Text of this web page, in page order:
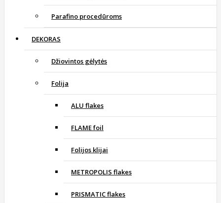
Parafino procedūroms
DEKORAS
Džiovintos gėlytės
Folija
ALU flakes
FLAME foil
Folijos klijai
METROPOLIS flakes
PRISMATIC flakes